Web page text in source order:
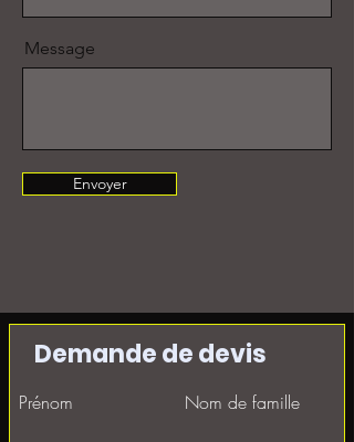
Message
Envoyer
Demande de devis
Prénom Nom de famille